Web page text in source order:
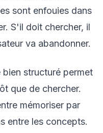
sont enfouies dans
S'il doit chercher, il
va abandonner.
structuré permet
que de chercher.
mémoriser par
entre les concepts.